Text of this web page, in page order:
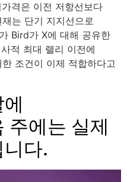
격은 이전 저항선보다
는 단기 지지선으로
Bird가 X에 대해 공유한
적 최대 랠리 이전에
조건이 이제 적합하다고
주에는 실제
다.